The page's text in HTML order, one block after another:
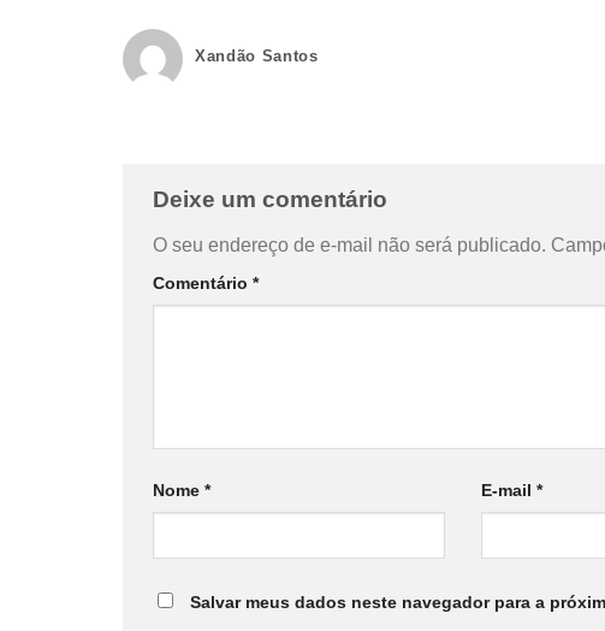
Xandão Santos
Deixe um comentário
O seu endereço de e-mail não será publicado.
Comentário *
Nome * E-mail*
Salvar meus dados neste navegador para a